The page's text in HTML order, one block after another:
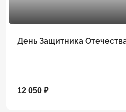
День Защитника
12 050 ₽